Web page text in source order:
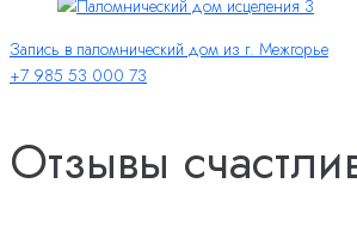
Запись в паломнический дом из г. Межгорье
+7 985 53 000 73
Отзывы